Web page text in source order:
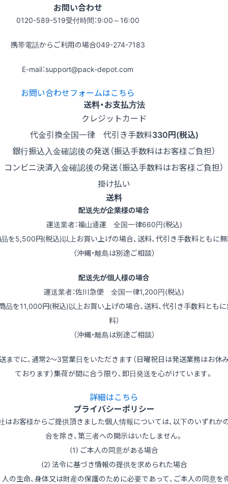
お問い合わせ
0120-589-519受付時間：9:00～16:00
携帯電話からご利用の場合049-274-7183
E-mail：support@pack-depot.com
お問い合わせフォームはこちら
送料・お支払方法
クレジットカード
代金引換全国一律 代引き手数料330円(税込)
銀行振込入金確認後の発送（振込手数料はお客様ご負担）
コンビニ決済入金確認後の発送（振込手数料はお客様ご負担）
掛け払い
送料
配送先が企業様の場合
運送業者：福山通運 全国一律660円(税込)
品を5,500円(税込)以上お買い上げの場合、送料、代引き手数料ともに無
（沖縄・離島は別途ご相談）
配送先が個人様の場合
運送業者：佐川急便 全国一律1,200円(税込)
品を11,000円(税込)以上お買い上げの場合、送料、代引き手数料とも
料）
（沖縄・離島は別途ご相談）
までに、通常2～3営業日をいただきます（日曜祝日は発送業務はお休
ております）集荷が間に合う限り、即日発送を心がけています。
詳細はこちら
プライバシーポリシー
はお客様からご提供頂きました個人情報については、以下のいずれか
合を除き、第三者への開示はいたしません。
(1) ご本人の同意がある場合
(2) 法令に基づき情報の提供を求められた場合
の生命、身体又は財産の保護のために必要であって、ご本人の同意を